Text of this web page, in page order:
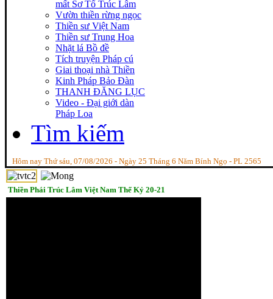
mất Sơ Tổ Trúc Lâm
Vườn thiền rừng ngọc
Thiền sư Việt Nam
Thiền sư Trung Hoa
Nhặt lá Bồ đề
Tích truyện Pháp cú
Giai thoại nhà Thiền
Kinh Pháp Bảo Đàn
THANH ĐĂNG LỤC
Video - Đại giới dàn
Pháp Loa
Tìm kiếm
Hôm nay Thứ sáu, 07/08/2026 - Ngày 25 Tháng 6 Năm Bính Ngọ - PL 2565
Thiền Phái Trúc Lâm Việt Nam Thế Kỷ 20-21